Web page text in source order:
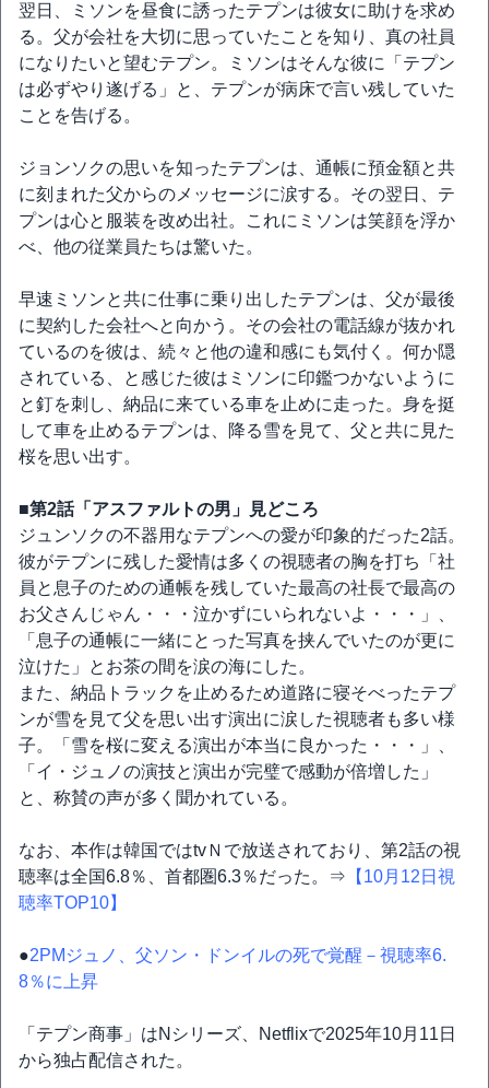
翌日、ミソンを昼食に誘ったテプンは彼女に助けを求め
る。父が会社を大切に思っていたことを知り、真の社員
になりたいと望むテプン。ミソンはそんな彼に「テプン
は必ずやり遂げる」と、テプンが病床で言い残していた
ことを告げる。
ジョンソクの思いを知ったテプンは、通帳に預金額と共
に刻まれた父からのメッセージに涙する。その翌日、テ
プンは心と服装を改め出社。これにミソンは笑顔を浮か
べ、他の従業員たちは驚いた。
早速ミソンと共に仕事に乗り出したテプンは、父が最後
に契約した会社へと向かう。その会社の電話線が抜かれ
ているのを彼は、続々と他の違和感にも気付く。何か隠
されている、と感じた彼はミソンに印鑑つかないように
と釘を刺し、納品に来ている車を止めに走った。身を挺
して車を止めるテプンは、降る雪を見て、父と共に見た
桜を思い出す。
■第2話「アスファルトの男」見どころ
ジュンソクの不器用なテプンへの愛が印象的だった2話。
彼がテプンに残した愛情は多くの視聴者の胸を打ち「社
員と息子のための通帳を残していた最高の社長で最高の
お父さんじゃん・・・泣かずにいられないよ・・・」、
「息子の通帳に一緒にとった写真を挟んでいたのが更に
泣けた」とお茶の間を涙の海にした。
また、納品トラックを止めるため道路に寝そべったテプ
ンが雪を見て父を思い出す演出に涙した視聴者も多い様
子。「雪を桜に変える演出が本当に良かった・・・」、
「イ・ジュノの演技と演出が完璧で感動が倍増した」
と、称賛の声が多く聞かれている。
なお、本作は韓国ではtvＮで放送されており、第2話の視
聴率は全国6.8％、首都圏6.3％だった。⇒ 【10月12日視
聴率TOP10】
●2PMジュノ、父ソン・ドンイルの死で覚醒－視聴率6.
8％に上昇
「テプン商事」はNシリーズ、Netflixで2025年10月11日
から独占配信された。